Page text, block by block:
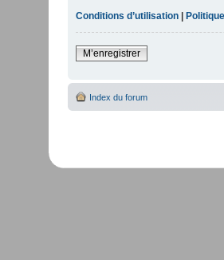
Conditions d’utilisation |
M’enregistrer
Index du forum